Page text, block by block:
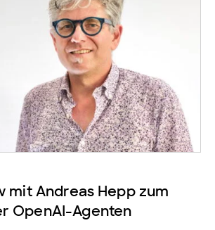
mit Andreas Hepp zum
OpenAI-Agenten